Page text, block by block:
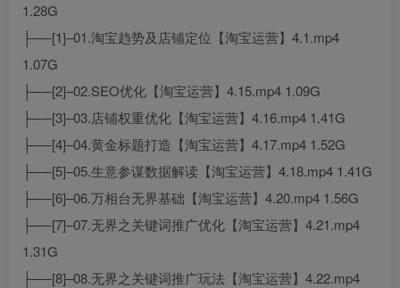
1.28G
├──[1]–01.淘宝趋势及店铺定位【淘宝运营】4.1.mp4
1.07G
├──[2]–02.SEO优化【淘宝运营】4.15.mp4 1.09G
├──[3]–03.店铺权重优化【淘宝运营】4.16.mp4 1.41G
├──[4]–04.黄金标题打造【淘宝运营】4.17.mp4 1.52G
├──[5]–05.生意参谋数据解读【淘宝运营】4.18.mp4 1.41G
├──[6]–06.万相台无界基础【淘宝运营】4.20.mp4 1.56G
├──[7]–07.无界之关键词推广优化【淘宝运营】4.21.mp4
1.31G
├──[8]–08.无界之关键词推广玩法【淘宝运营】4.22.mp4